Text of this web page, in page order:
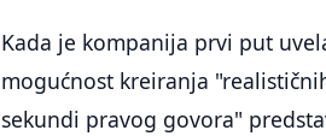
Kada je kompanija prvi put
mogućnost kreiranja
sekundi pravog govora"